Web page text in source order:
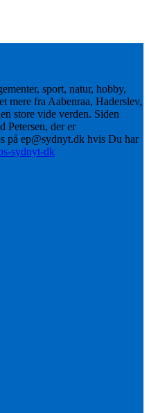
sport, natur, hobby,
mere fra Aabenraa, Haderslev,
store vide verden. Siden
Petersen, der er
på ep@sydnyt.dk hvis Du har
sydnyt-dk